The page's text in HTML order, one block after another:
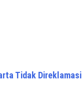
Tidak Direklamasi